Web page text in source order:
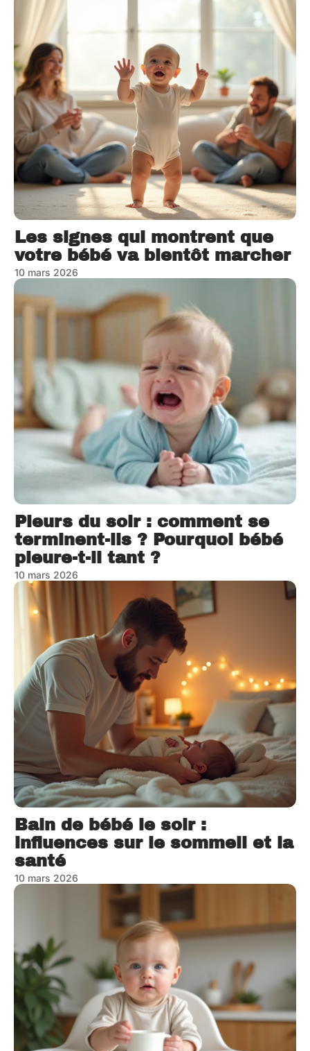
Les signes qui montrent que
votre bébé va bientôt marcher
10 mars 2026
Pleurs du soir : comment se
terminent-ils ? Pourquoi bébé
pleure-t-il tant ?
10 mars 2026
Bain de bébé le soir :
influences sur le sommeil et la
santé
10 mars 2026